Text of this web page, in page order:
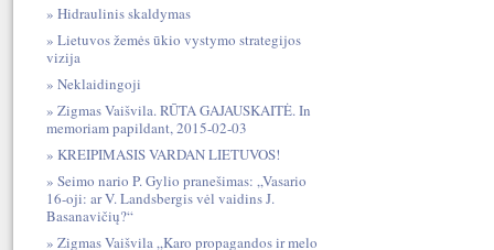
Hidraulinis skaldymas
Lietuvos žemės ūkio vystymo strategijos
vizija
Neklaidingoji
Zigmas Vaišvila. RŪTA GAJAUSKAITĖ. In
memoriam papildant, 2015-02-03
KREIPIMASIS VARDAN LIETUVOS!
Seimo nario P. Gylio pranešimas: „Vasario
16-oji: ar V. Landsbergis vėl vaidins J.
Basanavičių?“
Zigmas Vaišvila „Karo propagandos ir melo